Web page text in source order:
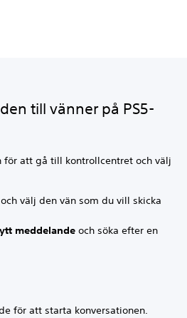
till vänner på PS5-
för att gå till kontrollcentret och välj
och välj den vän som du vill skicka
meddelande och söka efter en
för att starta konversationen.